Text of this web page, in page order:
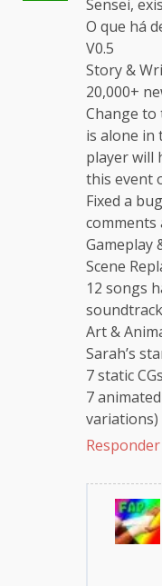
Sensei,
O que há
V0.5
Story &
20,000+
Change to
is alone in
player will
this event
Fixed a
comments
Gameplay
Scene
12 songs
Art &
Sarah’s
7 static
7
variations)
Responder